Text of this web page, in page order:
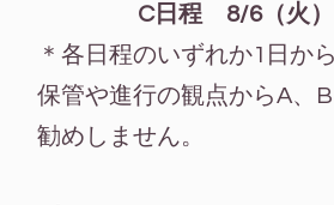
C日程 8/6（火）
＊各日程のいずれか1日か
保管や進行の観点からA、
勧めしません。